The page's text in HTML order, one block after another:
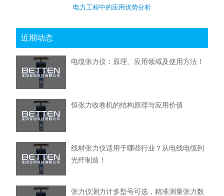
电力工程中的应用优势分析
近期动态
电缆张力仪：原理、应用领域及使用方法！
恒张力收卷机的结构原理与应用价值
线材张力仪适用于哪些行业？从电线电缆到
光纤制造！
张力仪测力计多型号可选，精准测量张力数